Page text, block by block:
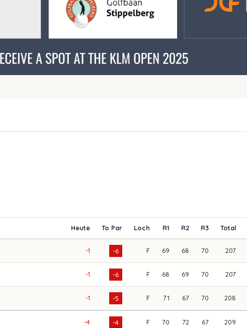
Heute To Par Loch R1 R2 R3 Total
-1 -6 F 69 68 70 207
-1 -6 F 68 69 70 207
-1 -5 F 71 67 70 208
-4 -4 F 70 72 67 209